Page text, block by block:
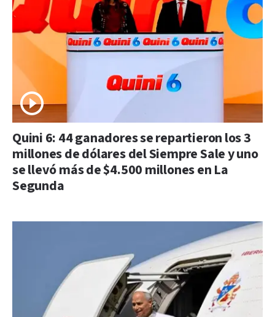
Quini 6: 44 ganadores se repartieron los 3
millones de dólares del Siempre Sale y uno
se llevó más de $4.500 millones en La
Segunda